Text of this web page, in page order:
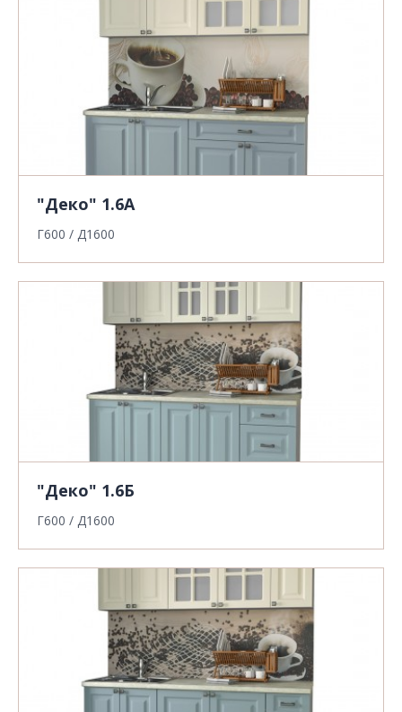
"Деко" 1.6А
Г600 / Д1600
"Деко" 1.6Б
Г600 / Д1600